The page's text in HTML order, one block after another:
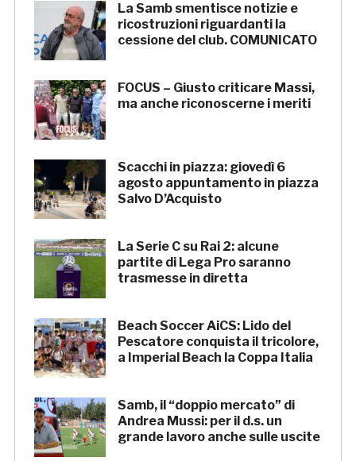
La Samb smentisce notizie e
ricostruzioni riguardanti la
cessione del club. COMUNICATO
FOCUS – Giusto criticare Massi,
ma anche riconoscerne i meriti
Scacchi in piazza: giovedì 6
agosto appuntamento in piazza
Salvo D’Acquisto
La Serie C su Rai 2: alcune
partite di Lega Pro saranno
trasmesse in diretta
Beach Soccer AiCS: Lido del
Pescatore conquista il tricolore,
a Imperial Beach la Coppa Italia
Samb, il “doppio mercato” di
Andrea Mussi: per il d.s. un
grande lavoro anche sulle uscite